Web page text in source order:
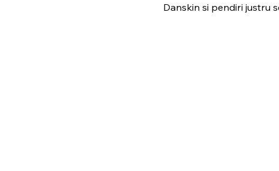
Danskin si pendiri justru